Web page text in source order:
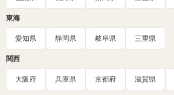
東海
愛知県 静岡県 岐阜県 三重県
関西
大阪府 兵庫県 京都府 滋賀県